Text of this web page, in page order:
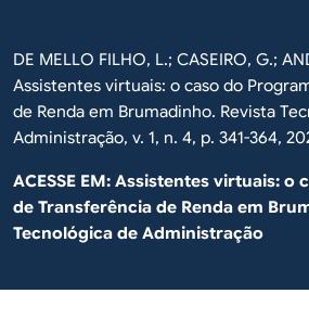
DE MELLO FILHO, L.; CASEIRO, G.;
Assistentes virtuais: o caso do
de Renda em Brumadinho. Revista
Administração, v. 1, n. 4, p. 341-364,
ACESSE EM: Assistentes virtuais: o
de Transferência de Renda em
Tecnológica de Administração